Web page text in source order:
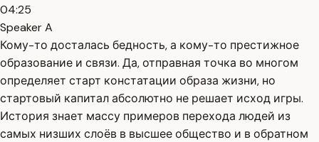
04:25
Speaker A
Кому-то досталась бедность, а кому-то престижное
образование и связи. Да, отправная точка во многом
определяет старт констатации образа жизни, но
стартовый капитал абсолютно не решает исход игры.
История знает массу примеров перехода людей из
самых низших слоёв в высшее общество и в обратном